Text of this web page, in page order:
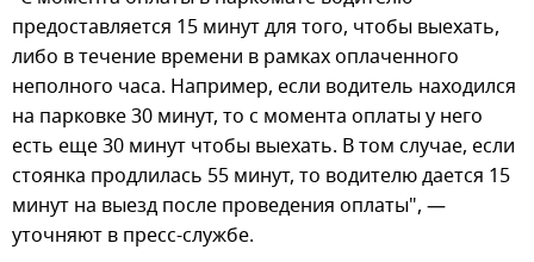
предоставляется 15 минут для того, чтобы выехать,
либо в течение времени в рамках оплаченного
неполного часа. Например, если водитель находился
на парковке 30 минут, то с момента оплаты у него
есть еще 30 минут чтобы выехать. В том случае, если
стоянка продлилась 55 минут, то водителю дается 15
минут на выезд после проведения оплаты", —
уточняют в пресс-службе.